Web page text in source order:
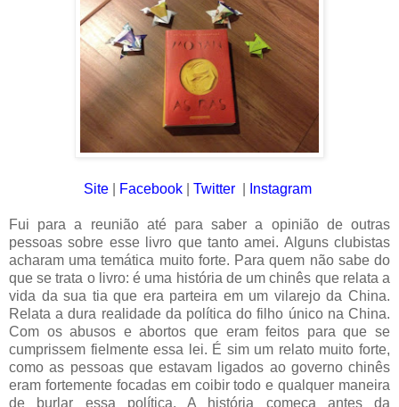
Site Facebook Twitter Instagram
Fui para a reunião até para saber a opinião de outras
pessoas sobre esse livro que tanto amei. Alguns clubistas
acharam uma temática muito forte. Para quem não sabe do
que se trata o livro: é uma história de um chinês que relata a
vida da sua tia que era parteira em um vilarejo da China.
Relata a dura realidade da política do filho único na China.
Com os abusos e abortos que eram feitos para que se
cumprissem fielmente essa lei. É sim um relato muito forte,
como as pessoas que estavam ligados ao governo chinês
eram fortemente focadas em coibir todo e qualquer maneira
de burlar essa política. A história começa antes da